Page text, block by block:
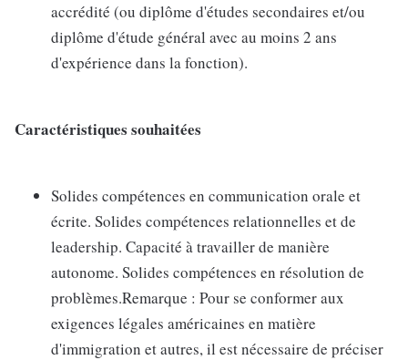
accrédité (ou diplôme d'études secondaires et/ou
diplôme d'étude général avec au moins 2 ans
d'expérience dans la fonction).
Caractéristiques souhaitées
Solides compétences en communication orale et
écrite. Solides compétences relationnelles et de
leadership. Capacité à travailler de manière
autonome. Solides compétences en résolution de
problèmes.Remarque : Pour se conformer aux
exigences légales américaines en matière
d'immigration et autres, il est nécessaire de préciser